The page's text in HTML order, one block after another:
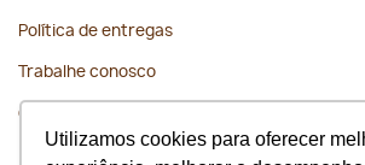
Utilizamos cookies para oferecer
Política de entregas
Trabalhe conosco
Contato